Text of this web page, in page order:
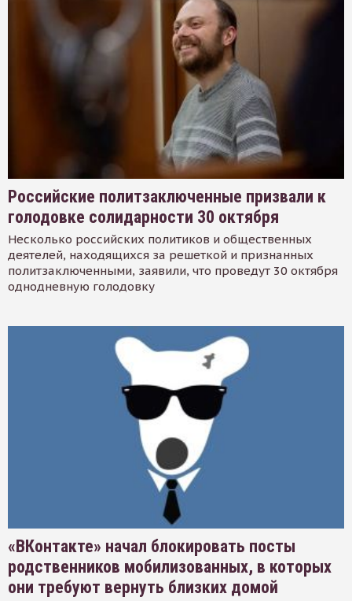
Российские политзаключенные призвали к
голодовке солидарности 30 октября
Несколько российских политиков и общественных
деятелей, находящихся за решеткой и признанных
политзаключенными, заявили, что проведут 30 октября
однодневную голодовку
«ВКонтакте» начал блокировать посты
родственников мобилизованных, в которых
они требуют вернуть близких домой